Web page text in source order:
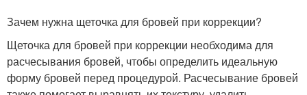
Зачем нужна щеточка для бровей при коррекции?
Щеточка для бровей при коррекции необходима для
расчесывания бровей, чтобы определить идеальную
форму бровей перед процедурой. Расчесывание бровей